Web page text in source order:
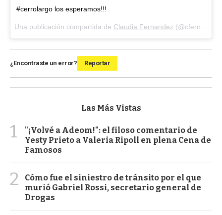
#cerrolargo los esperamos!!!
Una publicación compartida de Claudia Fernandez (@cfernandezok) el
¿Encontraste un error? Reportar
Las Más Vistas
1
"¡Volvé a Adeom!": el filoso comentario de
Yesty Prieto a Valeria Ripoll en plena Cena de
Famosos
2
Cómo fue el siniestro de tránsito por el que
murió Gabriel Rossi, secretario general de
Drogas